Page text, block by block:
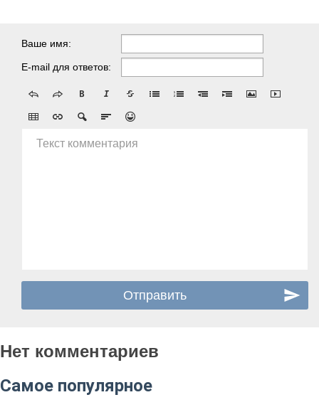
Ваше имя:
E-mail для ответов:
Текст комментария
Нет комментариев
Самое популярное